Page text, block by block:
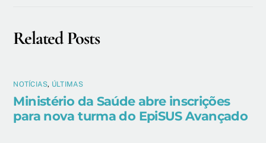
Related Posts
NOTÍCIAS, ÚLTIMAS
Ministério da Saúde abre inscrições
para nova turma do EpiSUS Avançado